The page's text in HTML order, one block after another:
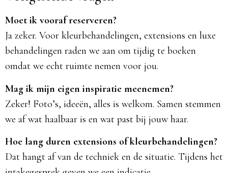
Moet ik vooraf reserveren?
Ja zeker. Voor kleurbehandelingen, extensions en luxe
behandelingen raden we aan om tijdig te boeken
omdat we echt ruimte nemen voor jou.
Mag ik mijn eigen inspiratie meenemen?
Zeker! Foto’s, ideeën, alles is welkom. Samen stemmen
we af wat haalbaar is en wat past bij jouw haar.
Hoe lang duren extensions of kleurbehandelingen?
Dat hangt af van de techniek en de situatie. Tijdens het